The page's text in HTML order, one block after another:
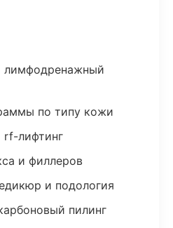
лимфодренажный
по типу кожи
rf-лифтинг
и филлеров
и подология
пилинг